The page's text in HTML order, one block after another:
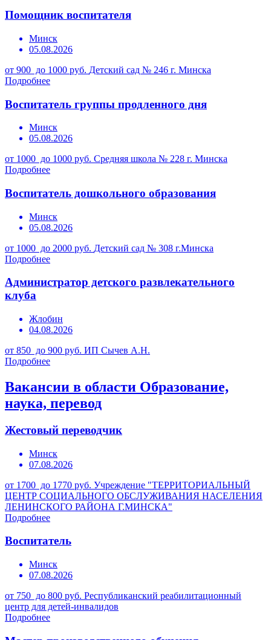
Помощник воспитателя
Минск
05.08.2026
от 900 до 1000 руб. Детский сад № 246 г. Минска
Подробнее
Воспитатель группы продленного дня
Минск
05.08.2026
от 1000 до 1000 руб. Средняя школа № 228 г. Минска
Подробнее
Воспитатель дошкольного образования
Минск
05.08.2026
от 1000 до 2000 руб. Детский сад № 308 г.Минска
Подробнее
Администратор детского развлекательного
клуба
Жлобин
04.08.2026
от 850 до 900 руб. ИП Сычев А.Н.
Подробнее
Вакансии в области Образование,
наука, перевод
Жестовый переводчик
Минск
07.08.2026
от 1700 до 1770 руб. Учреждение "ТЕРРИТОРИАЛЬНЫЙ
ЦЕНТР СОЦИАЛЬНОГО ОБСЛУЖИВАНИЯ НАСЕЛЕНИЯ
ЛЕНИНСКОГО РАЙОНА Г.МИНСКА"
Подробнее
Воспитатель
Минск
07.08.2026
от 750 до 800 руб. Республиканский реабилитационный
центр для детей-инвалидов
Подробнее